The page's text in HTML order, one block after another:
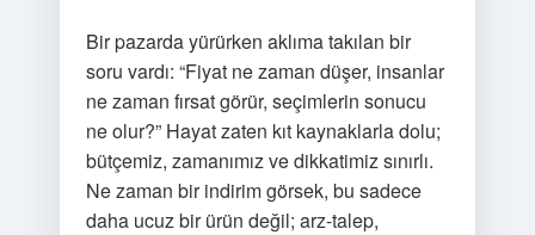
Bir pazarda yürürken aklıma takılan bir
soru vardı: “Fiyat ne zaman düşer, insanlar
ne zaman fırsat görür, seçimlerin sonucu
ne olur?” Hayat zaten kıt kaynaklarla dolu;
bütçemiz, zamanımız ve dikkatimiz sınırlı.
Ne zaman bir indirim görsek, bu sadece
daha ucuz bir ürün değil; arz-talep,